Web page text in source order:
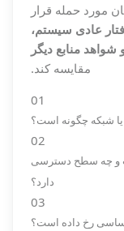
مورد حمله قرار
عادی سیستم،
منابع دیگر
مقایسه کند.
01
یا شبکه چگونه است؟
02
و چه سطح دسترسی
دارد؟
03
رخ داده است؟